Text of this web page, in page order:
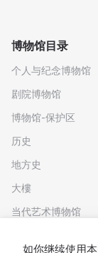
博物馆目录
个人与纪念博物馆
剧院博物馆
博物馆-保护区
历史
地方史
大樓
当代艺术博物馆
如你继续使用